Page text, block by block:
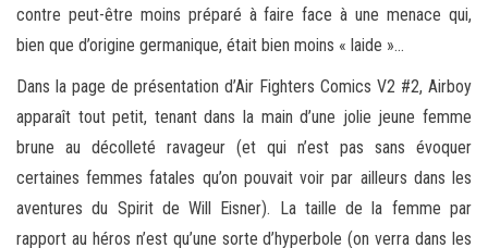
contre peut-être moins préparé à faire face à une menace qui,
bien que d’origine germanique, était bien moins « laide »…
Dans la page de présentation d’Air Fighters Comics V2 #2, Airboy
apparaît tout petit, tenant dans la main d’une jolie jeune femme
brune au décolleté ravageur (et qui n’est pas sans évoquer
certaines femmes fatales qu’on pouvait voir par ailleurs dans les
aventures du Spirit de Will Eisner). La taille de la femme par
rapport au héros n’est qu’une sorte d’hyperbole (on verra dans les